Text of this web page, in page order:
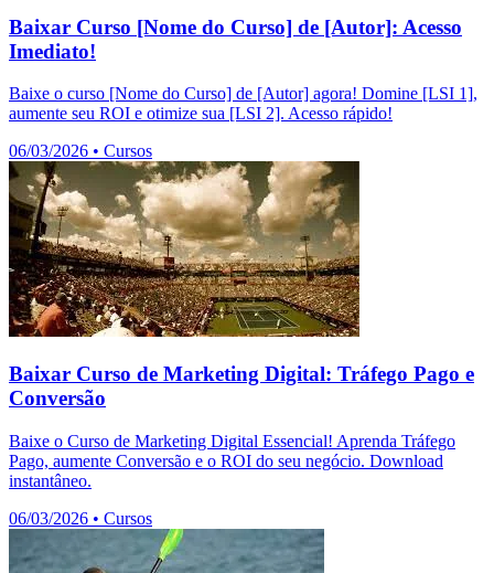
Baixar Curso [Nome do Curso] de [Autor]: Acesso
Imediato!
Baixe o curso [Nome do Curso] de [Autor] agora! Domine [LSI 1],
aumente seu ROI e otimize sua [LSI 2]. Acesso rápido!
06/03/2026 • Cursos
Baixar Curso de Marketing Digital: Tráfego Pago e
Conversão
Baixe o Curso de Marketing Digital Essencial! Aprenda Tráfego
Pago, aumente Conversão e o ROI do seu negócio. Download
instantâneo.
06/03/2026 • Cursos